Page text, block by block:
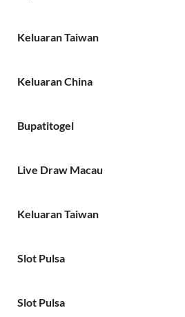
Keluaran Taiwan
Keluaran China
Bupatitogel
Live Draw Macau
Keluaran Taiwan
Slot Pulsa
Slot Pulsa